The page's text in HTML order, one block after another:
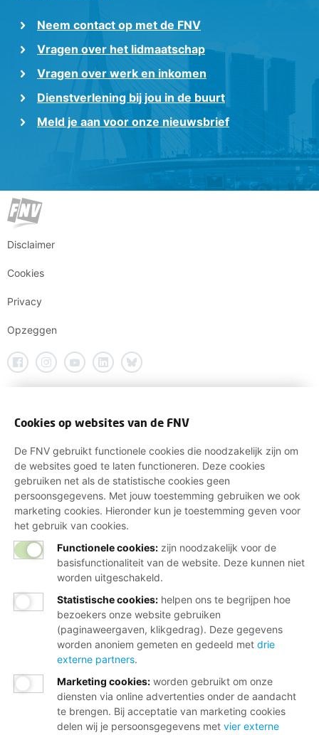
Neem contact op met de FNV
Vragen over het lidmaatschap
Vragen over werk en inkomen
Dienstverlening bij jou in de buurt
Meld je aan voor onze nieuwsbrief
Disclaimer
Cookies
Privacy
Opzeggen
Cookies op websites van de FNV
De FNV gebruikt functionele cookies die noodzakelijk zijn om
de websites goed te laten functioneren. Deze cookies
gebruiken net als de statistische cookies geen
persoonsgegevens. Met jouw toestemming gebruiken we ook
marketing cookies. Hieronder kun je toestemming geven voor
het gebruik van cookies.
Functionele cookies: zijn noodzakelijk voor de
basisfunctionaliteit van de website. Deze kunnen niet
worden uitgeschakeld.
Statistische cookies: helpen ons te begrijpen hoe
bezoekers onze website gebruiken
(paginaweergaven, klikgedrag). Deze gegevens
worden anoniem gemeten en gedeeld met drie
externe partners.
Marketing cookies: worden gebruikt om onze
diensten via online advertenties onder de aandacht
te brengen. Bij acceptatie van marketing cookies
delen wij je persoonsgegevens met vier externe